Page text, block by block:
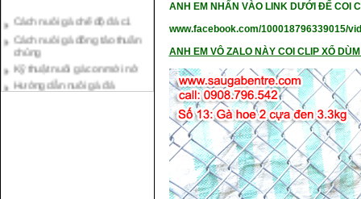
Cách nuôi gà đông tảo thuần
Kỹ thuật nuôi gà con mới nở
Hướng dẫn nuôi gà đá
Tại sao bạn cần biết cách nuôi
gà chọi ?
ANH EM NHẤN VÀO LINK DƯỚI ĐỂ COI
www.facebook.com/100018796339015/
ANH EM VÔ ZALO NÀY COI CLIP XỔ